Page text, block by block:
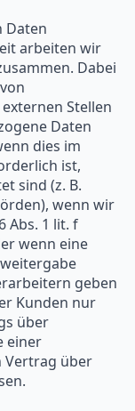
Daten
arbeiten wir
Dabei
Stellen
Daten
dies im
ist,
sind (z. B.
wenn wir
Abs. 1 lit. f
wenn eine
geben
Kunden nur
über
einer
Vertrag über